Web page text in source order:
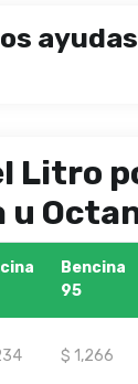
Litro
u
Bencina
95
$ 1,266